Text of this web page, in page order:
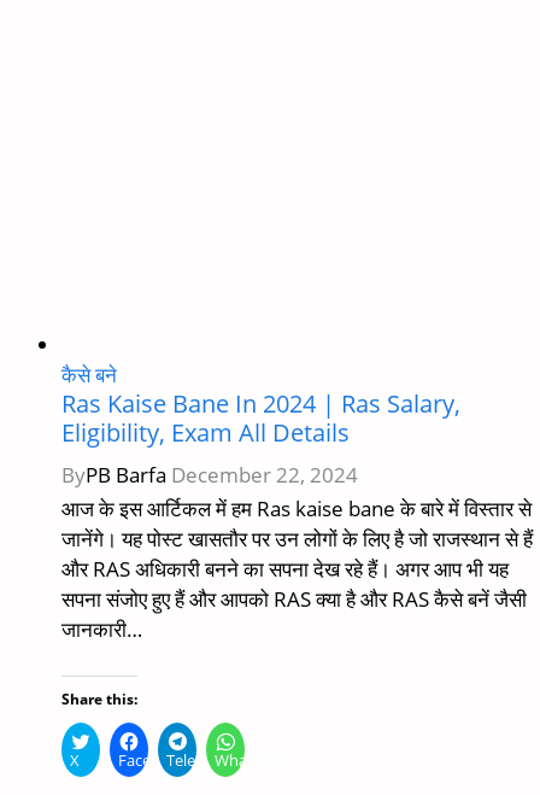
कैसे बने
Ras Kaise Bane In 2024 | Ras Salary,
Eligibility, Exam All Details
ByPB Barfa December 22, 2024
आज के इस आर्टिकल में हम Ras kaise bane के बारे में विस्तार से
जानेंगे। यह पोस्ट खासतौर पर उन लोगों के लिए है जो राजस्थान से हैं
और RAS अधिकारी बनने का सपना देख रहे हैं। अगर आप भी यह
सपना संजोए हुए हैं और आपको RAS क्या है और RAS कैसे बनें जैसी
जानकारी…
Share this:
X FacebookTelegramWhatsApp